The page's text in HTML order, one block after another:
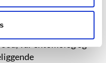
i Ottawa, Canada,
tilbragte hun
var entomolog og